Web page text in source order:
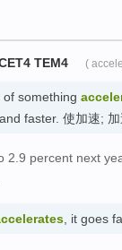
TEM4 (
something
faster. 使加速; 加
2.9 percent next
, it goes